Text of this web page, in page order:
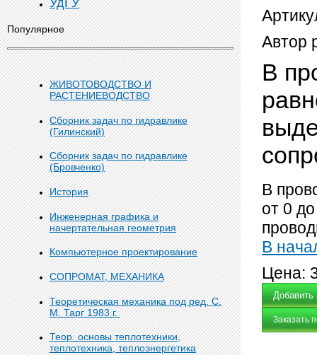
Популярное
ЖИВОТОВОДСТВО И
РАСТЕНИЕВОДСТВО
Сборник задач по гидравлике
(Гилинский)
Сборник задач по гидравлике
(Бровченко)
История
Инженерная графика и
начертательная геометрия
Компьютерное проектирование
СОПРОМАТ, МЕХАНИКА
Теоретическая механика под ред. С.
М. Тарг 1983 г.
Теор. основы теплотехники,
теплотехника, теплоэнергетика
Автор
В
В
от 0
В
Цена:
Заказать